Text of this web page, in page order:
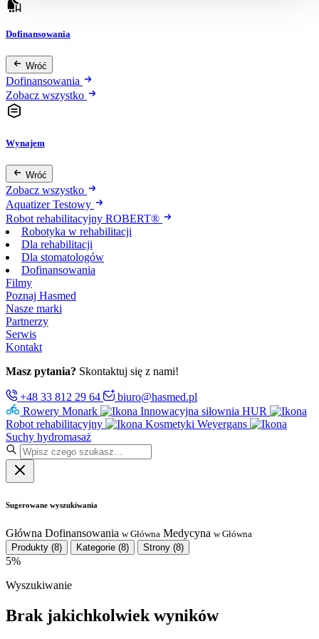
Dofinansowania
Wróć
Dofinansowania
Zobacz wszystko
Wynajem
Wróć
Zobacz wszystko
Aquatizer Testowy
Robot rehabilitacyjny ROBERT®
Robotyka w rehabilitacji
Dla rehabilitacji
Dla stomatologów
Dofinansowania
Filmy
Poznaj Hasmed
Nasze marki
Partnerzy
Serwis
Kontakt
Masz pytania? Skontaktuj się z nami!
+48 33 812 29 64
biuro@hasmed.pl
Rowery Monark
Innowacyjna siłownia HUR
Robot rehabilitacyjny
Kosmetyki Weyergans
Suchy hydromasaż
Sugerowane wyszukiwania
Główna Dofinansowania w Główna Medycyna w Główna
Produkty (8) Kategorie (8) Strony (8)
5%
Wyszukiwanie
Brak jakichkolwiek wyników